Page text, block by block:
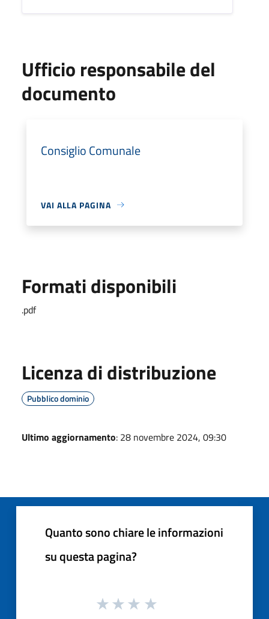
Ufficio responsabile del
documento
Consiglio Comunale
VAI ALLA PAGINA
Formati disponibili
.pdf
Licenza di distribuzione
Pubblico dominio
Ultimo aggiornamento: 28 novembre 2024, 09:30
Quanto sono chiare le informazioni
su questa pagina?